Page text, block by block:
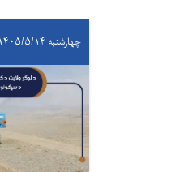
چهارشنبه ۱۴۰۵/۵/۱۴ - ۱۵:۱۱